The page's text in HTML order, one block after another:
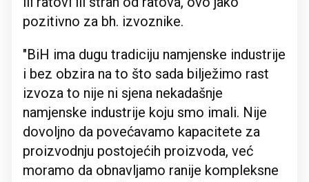
pozitivno za bh. izvoznike.
"BiH ima dugu tradiciju namjenske industrije
i bez obzira na to što sada bilježimo rast
izvoza to nije ni sjena nekadašnje
namjenske industrije koju smo imali. Nije
dovoljno da povećavamo kapacitete za
proizvodnju postojećih proizvoda, već
moramo da obnavljamo ranije kompleksne